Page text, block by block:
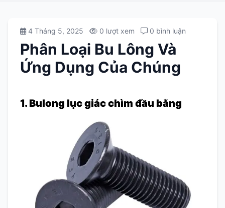
4 Tháng 5, 2025 0 lượt xem 0 bình luận
Phân Loại Bu Lông Và
Ứng Dụng Của Chúng
1. Bulong lục giác chìm đầu bằng